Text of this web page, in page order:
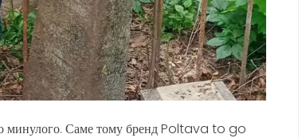
минулого. Саме тому бренд Poltava to go